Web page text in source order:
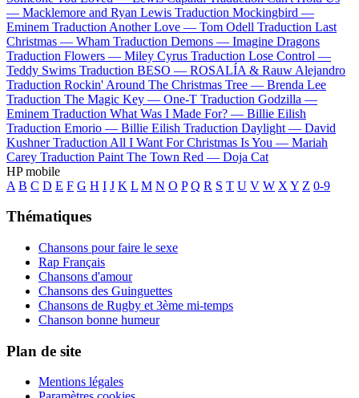
— Macklemore and Ryan Lewis Traduction Mockingbird —
Eminem Traduction Another Love — Tom Odell Traduction Last
Christmas — Wham Traduction Demons — Imagine Dragons
Traduction Flowers — Miley Cyrus Traduction Lose Control —
Teddy Swims Traduction BESO — ROSALÍA & Rauw Alejandro
Traduction Rockin' Around The Christmas Tree — Brenda Lee
Traduction The Magic Key — One-T Traduction Godzilla —
Eminem Traduction What Was I Made For? — Billie Eilish
Traduction Emorio — Billie Eilish Traduction Daylight — David
Kushner Traduction All I Want For Christmas Is You — Mariah
Carey Traduction Paint The Town Red — Doja Cat
HP mobile
A B C D E F G H I J K L M N O P Q R S T U V W X Y Z 0-9
Thématiques
Chansons pour faire le sexe
Rap Français
Chansons d'amour
Chansons des Guinguettes
Chansons de Rugby et 3ème mi-temps
Chanson bonne humeur
Plan de site
Mentions légales